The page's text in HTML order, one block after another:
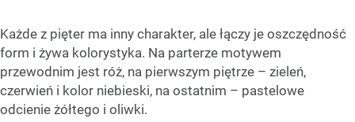
Każde z pięter ma inny charakter, ale łączy je oszczędność
form i żywa kolorystyka. Na parterze motywem
przewodnim jest róż, na pierwszym piętrze – zieleń,
czerwień i kolor niebieski, na ostatnim – pastelowe
odcienie żółtego i oliwki.